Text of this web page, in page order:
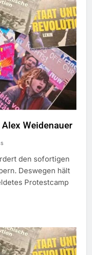
Weidenauer
den sofortigen
Deswegen hält
Protestcamp